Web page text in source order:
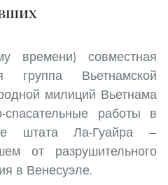
времени) совместная
группа Вьетнамской
милиций Вьетнама
спасательные работы в
штата Ла-Гуайра —
от разрушительного
в Венесуэле.